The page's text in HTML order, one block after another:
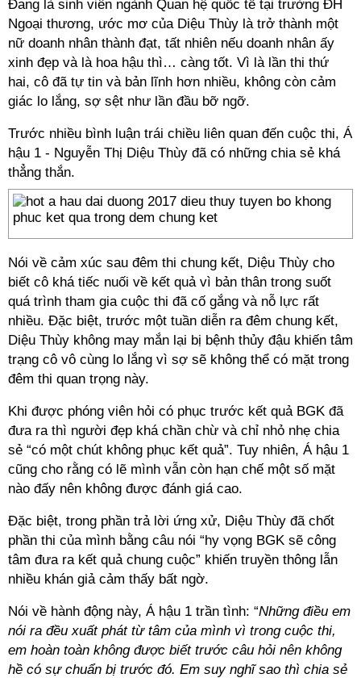
Đang là sinh viên ngành Quan hệ quốc tế tại trường ĐH
Ngoại thương, ước mơ của Diệu Thùy là trở thành một
nữ doanh nhân thành đạt, tất nhiên nếu doanh nhân ấy
xinh đẹp và là hoa hậu thì… càng tốt. Vì là lần thi thứ
hai, cô đã tự tin và bản lĩnh hơn nhiều, không còn cảm
giác lo lắng, sợ sệt như lần đầu bỡ ngỡ.
Trước nhiều bình luận trái chiều liên quan đến cuộc thi, Á
hậu 1 - Nguyễn Thị Diệu Thùy đã có những chia sẻ khá
thẳng thắn.
Nói về cảm xúc sau đêm thi chung kết, Diệu Thùy cho
biết cô khá tiếc nuối về kết quả vì bản thân trong suốt
quá trình tham gia cuộc thi đã cố gắng và nỗ lực rất
nhiều. Đặc biệt, trước một tuần diễn ra đêm chung kết,
Diệu Thùy không may mắn lại bị bệnh thủy đậu khiến tâm
trạng cô vô cùng lo lắng vì sợ sẽ không thể có mặt trong
đêm thi quan trọng này.
Khi được phóng viên hỏi có phục trước kết quả BGK đã
đưa ra thì người đẹp khá chần chừ và chỉ nhỏ nhẹ chia
sẻ “có một chút không phục kết quả”. Tuy nhiên, Á hậu 1
cũng cho rằng có lẽ mình vẫn còn hạn chế một số mặt
nào đấy nên không được đánh giá cao.
Đặc biệt, trong phần trả lời ứng xử, Diệu Thùy đã chốt
phần thi của mình bằng câu nói “hy vọng BGK sẽ công
tâm đưa ra kết quả chung cuộc” khiến truyền thông lẫn
nhiều khán giả cảm thấy bất ngờ.
Nói về hành động này, Á hậu 1 trần tình: “Những điều em
nói ra đều xuất phát từ tâm của mình vì trong cuộc thi,
em hoàn toàn không được biết trước câu hỏi nên không
hề có sự chuẩn bị trước đó. Em suy nghĩ sao thì chia sẻ